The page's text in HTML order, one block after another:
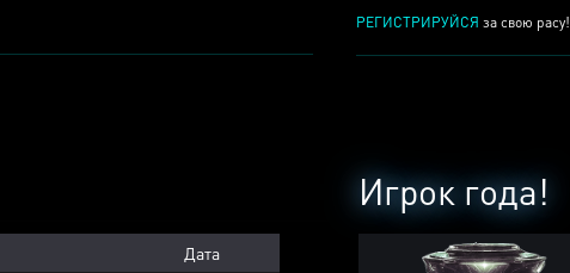
РЕГИСТРИРУЙСЯ за свою расу!
Игрок года!
Дата